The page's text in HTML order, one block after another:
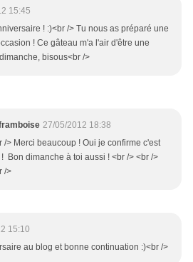
15:45
! :)<br /> Tu nous as préparé une
! Ce gâteau m'a l'air d'être une
bisous<br />
27/05/2012 18:38
/> Merci beaucoup ! Oui je confirme c'est
Bon dimanche à toi aussi ! <br /> <br />
/>
15:10
au blog et bonne continuation :)<br />